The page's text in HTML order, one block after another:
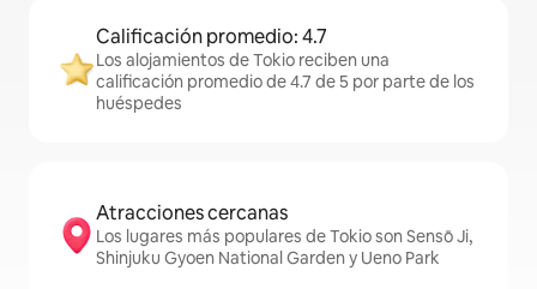
Calificación promedio: 4.7
Los alojamientos de Tokio reciben una
calificación promedio de 4.7 de 5 por parte de los
huéspedes
Atracciones cercanas
Los lugares más populares de Tokio son Sensō Ji,
Shinjuku Gyoen National Garden y Ueno Park